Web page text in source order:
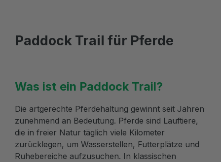
Paddock Trail für Pferde
Was ist ein Paddock Trail?
Die artgerechte Pferdehaltung gewinnt seit Jahren
zunehmend an Bedeutung. Pferde sind Lauftiere,
die in freier Natur täglich viele Kilometer
zurücklegen, um Wasserstellen, Futterplätze und
Ruhebereiche aufzusuchen. In klassischen